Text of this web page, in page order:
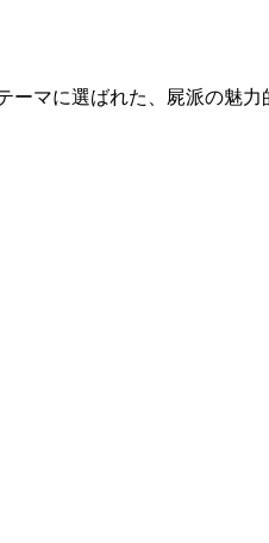
マに選ばれた、屍派の魅